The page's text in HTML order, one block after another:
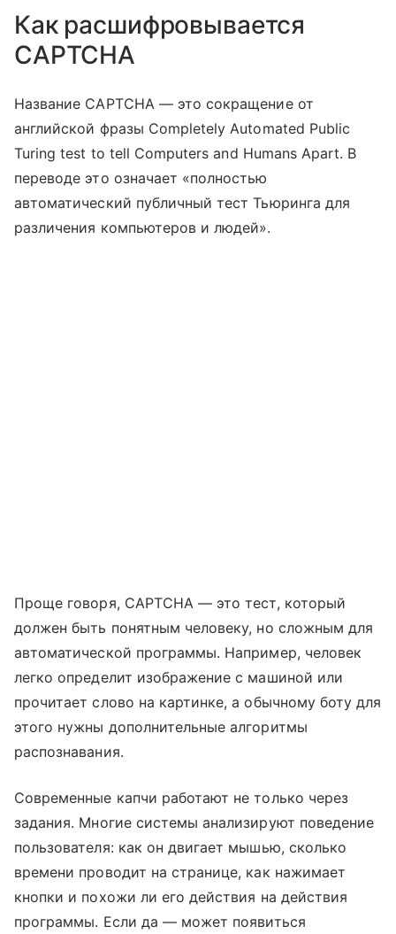
Как расшифровывается
CAPTCHA
Название CAPTCHA — это сокращение от
английской фразы Completely Automated Public
Turing test to tell Computers and Humans Apart. В
переводе это означает «полностью
автоматический публичный тест Тьюринга для
различения компьютеров и людей».
Проще говоря, CAPTCHA — это тест, который
должен быть понятным человеку, но сложным для
автоматической программы. Например, человек
легко определит изображение с машиной или
прочитает слово на картинке, а обычному боту для
этого нужны дополнительные алгоритмы
распознавания.
Современные капчи работают не только через
задания. Многие системы анализируют поведение
пользователя: как он двигает мышью, сколько
времени проводит на странице, как нажимает
кнопки и похожи ли его действия на действия
программы. Если да — может появиться